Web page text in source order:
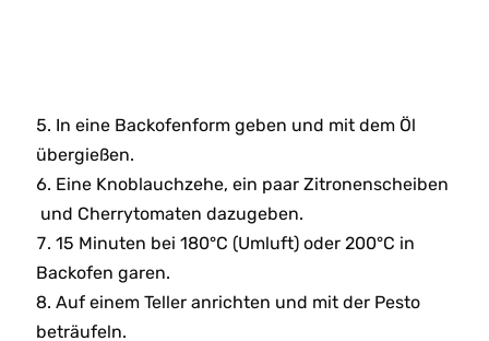
In eine Backofenform geben und mit dem Öl
übergießen.
Eine Knoblauchzehe, ein paar Zitronenscheiben
und Cherrytomaten dazugeben.
15 Minuten bei 180°C (Umluft) oder 200°C in
Backofen garen.
Auf einem Teller anrichten und mit der Pesto
beträufeln.